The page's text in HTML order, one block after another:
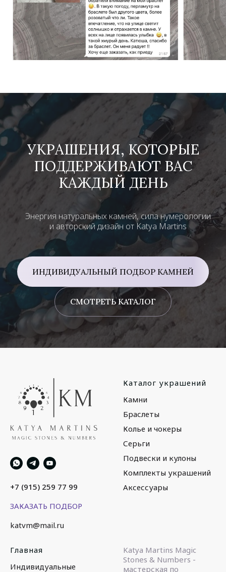
УКРАШЕНИЯ, КОТОРЫЕ
ПОДДЕРЖИВАЮТ ВАС
КАЖДЫЙ ДЕНЬ
Энергия натуральных камней, сила нумерологии
и авторский дизайн от Katya Martins
ИНДИВИДУАЛЬНЫЙ ПОДБОР КАМНЕЙ
СМОТРЕТЬ КАТАЛОГ
+7 (915) 259 77 99
ЗАКАЗАТЬ ПОДБОР
katvm@mail.ru
Каталог украшений
Камни
Браслеты
Колье и чокеры
Серьги
Подвески и кулоны
Комплекты украшений
Аксессуары
Главная
Индивидуальные
Katya Martins Magic
Stones & Numbers -
мастерская по